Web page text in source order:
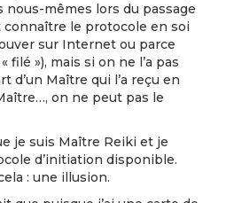
nous-mêmes lors du passage
connaître le protocole en soi
sur Internet ou parce
filé »), mais si on ne l’a pas
d’un Maître qui l’a reçu en
on ne peut pas le
je suis Maître Reiki et je
d’initiation disponible.
: une illusion.